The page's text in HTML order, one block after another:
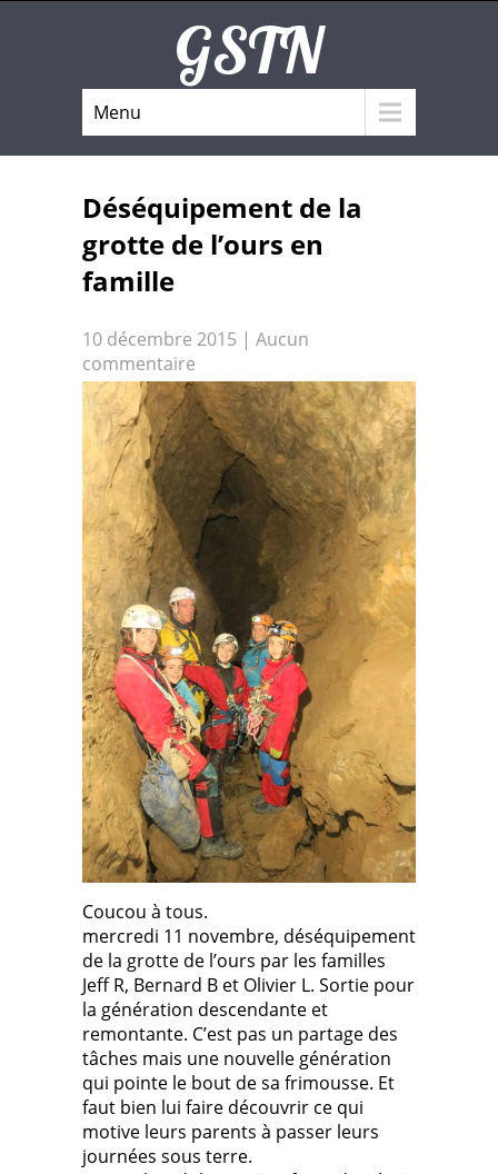
GSTN
Menu
Déséquipement de la
grotte de l’ours en
famille
10 décembre 2015 | Aucun
commentaire
Coucou à tous.
mercredi 11 novembre, déséquipement
de la grotte de l’ours par les familles
Jeff R, Bernard B et Olivier L. Sortie pour
la génération descendante et
remontante. C’est pas un partage des
tâches mais une nouvelle génération
qui pointe le bout de sa frimousse. Et
faut bien lui faire découvrir ce qui
motive leurs parents à passer leurs
journées sous terre.